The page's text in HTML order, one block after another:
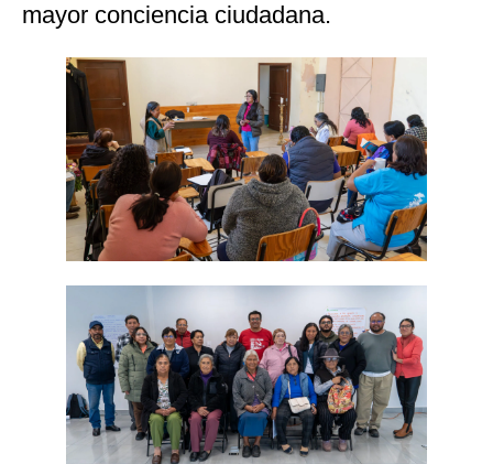
mayor conciencia ciudadana.